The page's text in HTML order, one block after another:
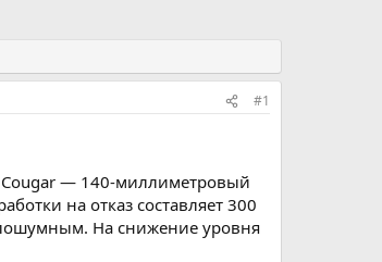
#1
Cougar — 140-миллиметровый
на отказ составляет 300
На снижение уровня